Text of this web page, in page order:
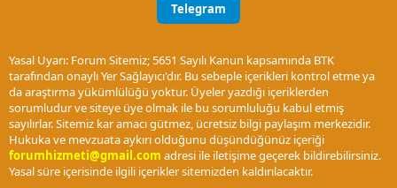
Telegram
Yasal Uyarı: Forum Sitemiz; 5651 Sayılı Kanun kapsamında BTK
tarafından onaylı Yer Sağlayıcı'dır. Bu sebeple içerikleri kontrol etme ya
da araştırma yükümlülüğü yoktur. Üyeler yazdığı içeriklerden
sorumludur ve siteye üye olmak ile bu sorumluluğu kabul etmiş
sayılırlar. Sitemiz kar amacı gütmez, ücretsiz bilgi paylaşım merkezidir.
Hukuka ve mevzuata aykırı olduğunu düşündüğünüz içeriği
forumhizmeti@gmail.com adresi ile iletişime geçerek bildirebilirsiniz.
Yasal süre içerisinde ilgili içerikler sitemizden kaldırılacaktır.